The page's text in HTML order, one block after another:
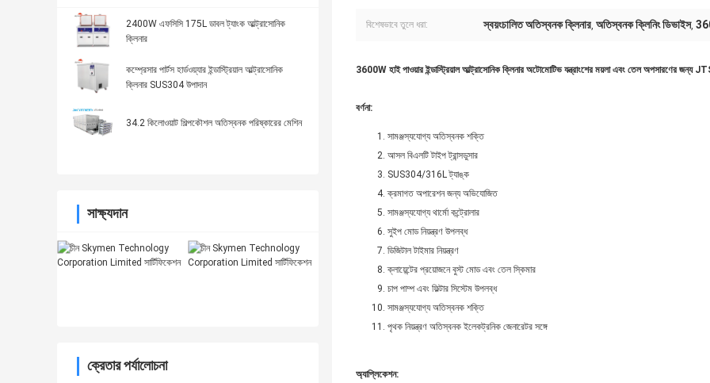
2400W এফসিসি 175L ডাবল ট্যাংক আল্ট্রাসোনিক
ক্লিনার
কম্প্রেসার পার্টস হার্ডওয়্যার ইন্ডাস্ট্রিয়াল আল্ট্রাসোনিক
ক্লিনার SUS304 উপাদান
34.2 কিলোওয়াট শিল্পকৌশল অতিস্বনক পরিষ্কারের মেশিন
সাক্ষ্যদান
ক্রেতার পর্যালোচনা
বিশেষভাবে তুলে ধরা: স্বয়ংচালিত অতিস্বনক ক্লিনার, অতিস্বনক ক্লিনিং ডিভাইস,
3600W হাই পাওয়ার ইন্ডাস্ট্রিয়াল আল্ট্রাসোনিক ক্লিনার অটোমোটিভ যন্ত্রাংশের ময়লা এবং তেল অপসারণের জন্য
বর্ণনা:
সামঞ্জস্যযোগ্য অতিস্বনক শক্তি
আসল বিএলটি টাইপ ট্রান্সডুসার
SUS304/316L ট্যাঙ্ক
ক্রমাগত অপারেশন জন্য অভিযোজিত
সামঞ্জস্যযোগ্য থার্মো কন্ট্রোলার
সুইপ মোড নিয়ন্ত্রণ উপলব্ধ
ডিজিটাল টাইমার নিয়ন্ত্রণ
ক্লায়েন্টের প্রয়োজনে বুস্ট মোড এবং তেল স্কিমার
চাপ পাম্প এবং ফিল্টার সিস্টেম উপলব্ধ
সামঞ্জস্যযোগ্য অতিস্বনক শক্তি
পৃথক নিয়ন্ত্রণ অতিস্বনক ইলেকট্রনিক জেনারেটর সঙ্গে
অ্যাপ্লিকেশন: